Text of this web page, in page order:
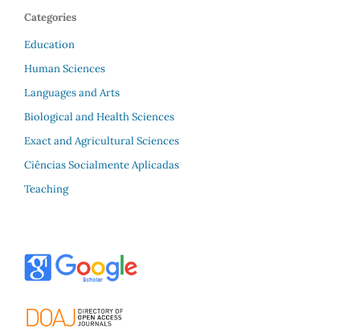
Categories
Education
Human Sciences
Languages and Arts
Biological and Health Sciences
Exact and Agricultural Sciences
Ciências Socialmente Aplicadas
Teaching